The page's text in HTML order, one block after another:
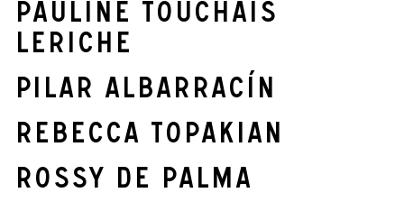
Pauline Touchais
Leriche
Pilar Albarracín
Rebecca Topakian
Rossy de Palma